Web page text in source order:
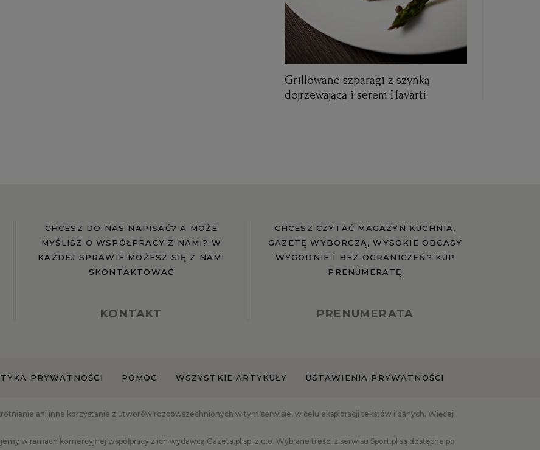
Grillowane szparagi z szynką
dojrzewającą i serem Havarti
CHCESZ DO NAS NAPISAĆ? A MOŻE
MYŚLISZ O WSPÓŁPRACY Z NAMI? W
KAŻDEJ SPRAWIE MOŻESZ SIĘ Z NAMI
SKONTAKTOWAĆ
KONTAKT
CHCESZ CZYTAĆ MAGAZYN KUCHNIA,
GAZETĘ WYBORCZĄ, WYSOKIE OBCASY
WYGODNIE I BEZ OGRANICZEŃ? KUP
PRENUMERATĘ
PRENUMERATA
PRYWATNOŚCI POMOC WSZYSTKIE ARTYKUŁY USTAWIENIA PRYWATNOŚCI
ani inne korzystanie z utworów rozpowszechnionych w tym serwisie, w celu eksploracji tekstów i danych. Więcej
w ramach komercyjnej współpracy z ich wydawcą Gazeta.pl sp. z o.o. Wybrane treści z serwisu Sport.pl są dostępne po